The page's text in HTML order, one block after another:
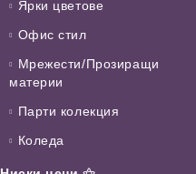
Ярки цветове
Офис стил
Мрежести/Прозиращи
материи
Парти колекция
Коледа